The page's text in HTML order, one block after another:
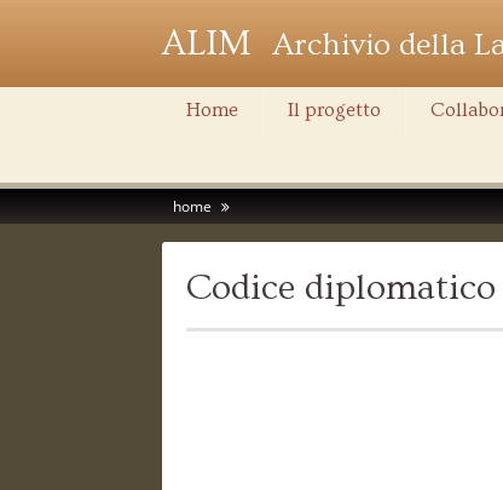
ALIM Archivio della
Home Il progetto
home
Codice diplomatico